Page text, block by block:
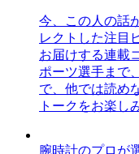
今、この人の話
レクトした注目
お届けする連載
ポーツ選手まで
で、他では読め
トークをお楽し
腕時計のプロが